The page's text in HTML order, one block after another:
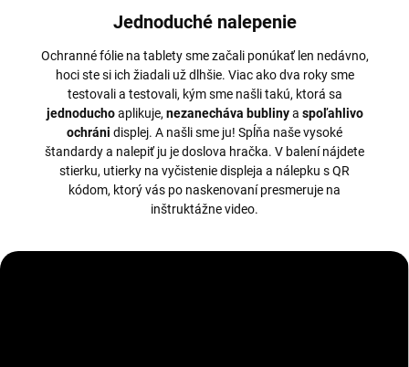
Jednoduché nalepenie
Ochranné fólie na tablety sme začali ponúkať len nedávno,
hoci ste si ich žiadali už dlhšie. Viac ako dva roky sme
testovali a testovali, kým sme našli takú, ktorá sa
jednoduchoaplikuje, nezanecháva bublinya spoľahlivo
ochráni displej. A našli sme ju! Spĺňa naše vysoké
štandardy a nalepiť ju je doslova hračka. V balení nájdete
stierku, utierky na vyčistenie displeja a nálepku s QR
kódom, ktorý vás po naskenovaní presmeruje na
inštruktážne video.